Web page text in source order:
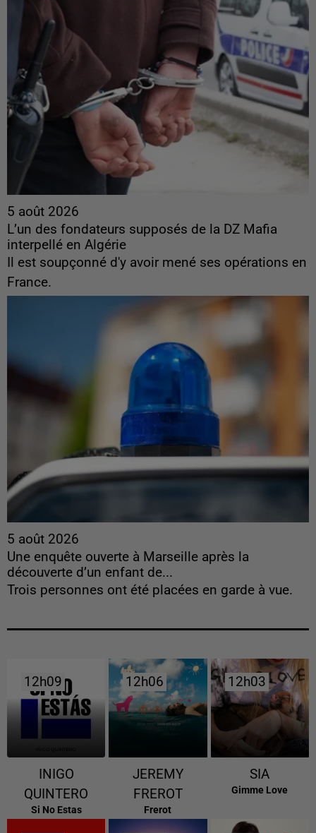
5 août 2026
L’un des fondateurs supposés de la DZ Mafia
interpellé en Algérie
Il est soupçonné d'y avoir mené ses opérations en
France.
5 août 2026
Une enquête ouverte à Marseille après la
découverte d’un enfant de...
Trois personnes ont été placées en garde à vue.
12h09
12h09
INIGO
QUINTERO
Si No Estas
12h06
12h06
JEREMY
FREROT
Frerot
12h03
12h03
SIA
Gimme Love